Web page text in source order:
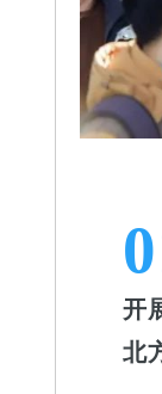
开
北